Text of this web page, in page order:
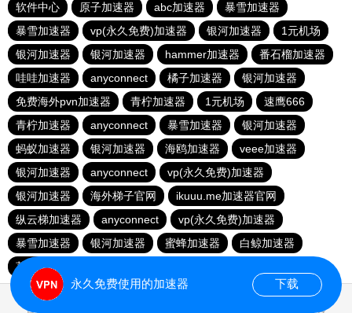
软件中心
原子加速器 abc加速器
暴雪加速器
暴雪加速器
vp(永久免费)加速器 银河加速器
1元机场
银河加速器
银河加速器 hammer加速器
番石榴加速器
哇哇加速器
anyconnect 橘子加速器
银河加速器
免费海外pvn加速器
青柠加速器 1元机场
速鹰666
青柠加速器
anyconnect 暴雪加速器
银河加速器
蚂蚁加速器
银河加速器 海鸥加速器
veee加速器
银河加速器
anyconnect
vp(永久免费)加速器
银河加速器
海外梯子官网
ikuuu.me加速器官网
纵云梯加速器
anyconnect
vp(永久免费)加速器
暴雪加速器
银河加速器 蜜蜂加速器
白鲸加速器
荔枝加速器
永久免费使用的加速器 下载